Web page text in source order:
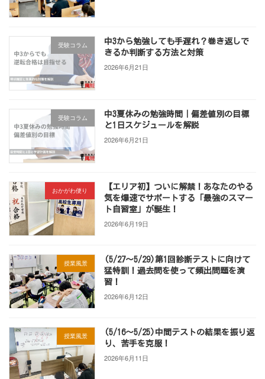
受験コラム
中3から勉強しても手遅れ？巻き返しで
きるか判断する方法と対策
2026年6月21日
受験コラム
中3夏休みの勉強時間｜偏差値別の目標
と1日スケジュールを解説
2026年6月21日
おかがわ便り
【エリア初】ついに解禁！あなたのやる
気を爆速でサポートする「最強のスマー
ト自習室」が誕生！
2026年6月19日
授業風景
(5/27～5/29)第1回診断テストに向けて
猛特訓！過去問を使って頻出問題を演
習！
2026年6月12日
授業風景
(5/16～5/25)中間テストの結果を振り返
り、苦手を克服！
2026年6月11日